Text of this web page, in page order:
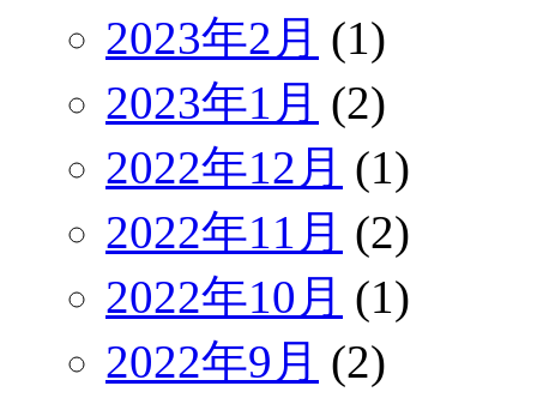
2023年2月 (1)
2023年1月 (2)
2022年12月 (1)
2022年11月 (2)
2022年10月 (1)
2022年9月 (2)